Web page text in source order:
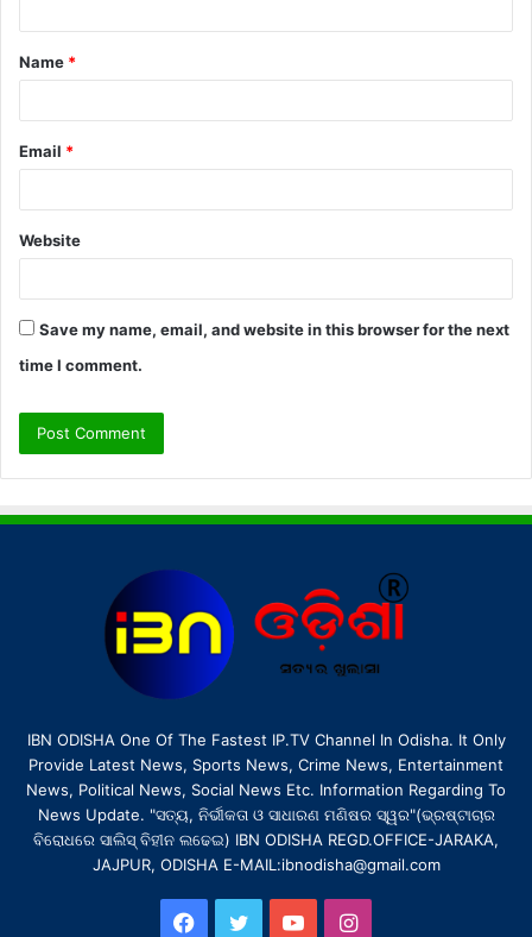
t
*
Name *
Email *
Website
Save my name, email, and website in this browser for the next
time I comment.
IBN ODISHA One Of The Fastest IP.TV Channel In Odisha. It Only
Provide Latest News, Sports News, Crime News, Entertainment
News, Political News, Social News Etc. Information Regarding To
News Update. "ସତ୍ୟ, ନିର୍ଭୀକତା ଓ ସାଧାରଣ ମଣିଷର ସ୍ୱର"(ଭ୍ରଷ୍ଟାଚାର
ବିରୋଧରେ ସାଲିସ୍ ବିହୀନ ଲଢେଇ) IBN ODISHA REGD.OFFICE-JARAKA,
JAJPUR, ODISHA E-MAIL:ibnodisha@gmail.com
Facebook
TwitterYouTubeInstagram